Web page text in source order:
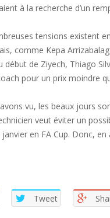
à la recherche d’un
tensions existent
comme Kepa
début de Ziyech, Thiago
pour un prix moindre
vu, les beaux jours
veut éviter un
en FA Cup. Donc, en
Tweet